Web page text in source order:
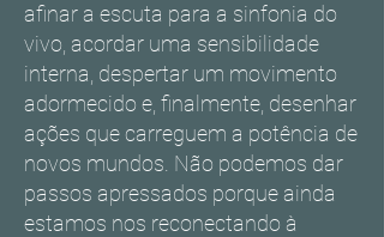
afinar a escuta para a sinfonia do
vivo, acordar uma sensibilidade
interna, despertar um movimento
adormecido e, finalmente, desenhar
ações que carreguem a potência de
novos mundos. Não podemos dar
passos apressados porque ainda
estamos nos reconectando à